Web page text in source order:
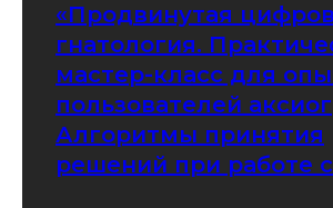
«Продвинутая
гнатология.
мастер-класс для
пользователей
Алгоритмы принятия
решений при работе